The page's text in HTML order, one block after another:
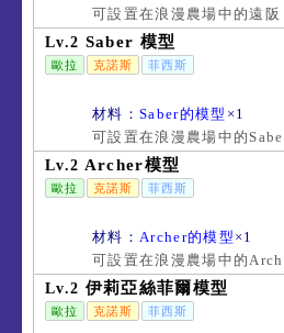
可設置在浪漫農場中的遠
Lv.2 Saber 模型
歐拉 克諾斯 菲西斯
材料： Saber的模型 ×1
可設置在浪漫農場中的
Lv.2 Archer模型
歐拉 克諾斯 菲西斯
材料： Archer的模型 ×1
可設置在浪漫農場中的
Lv.2 伊莉亞絲菲爾模型
歐拉 克諾斯 菲西斯